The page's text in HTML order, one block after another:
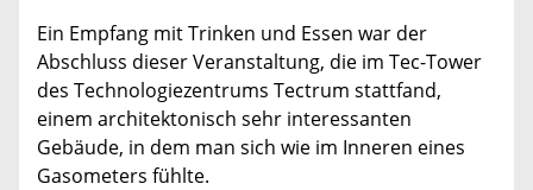
Ein Empfang mit Trinken und Essen war der
Abschluss dieser Veranstaltung, die im Tec-Tower
des Technologiezentrums Tectrum stattfand,
einem architektonisch sehr interessanten
Gebäude, in dem man sich wie im Inneren eines
Gasometers fühlte.